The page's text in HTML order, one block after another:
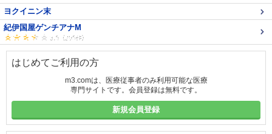
ヨクイニン末
紀伊国屋ゲンチアナM
はじめてご利用の方
m3.comは、医療従事者のみ利用可能な医療
専門サイトです。会員登録は無料です。
新規会員登録